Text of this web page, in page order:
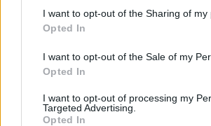
I want to opt-out of the Sharing of my
Opted In
I want to opt-out of the Sale of my
Opted In
I want to opt-out of processing my
Targeted Advertising.
Opted In
Kraj